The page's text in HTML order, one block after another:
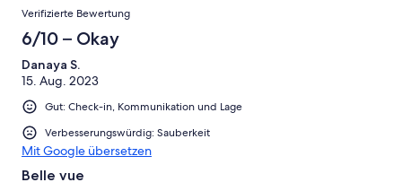
Verifizierte Bewertung
6/10 – Okay
Danaya S.
15. Aug. 2023
Gut: Check-in, Kommunikation und Lage
Verbesserungswürdig: Sauberkeit
Mit Google übersetzen
Belle vue